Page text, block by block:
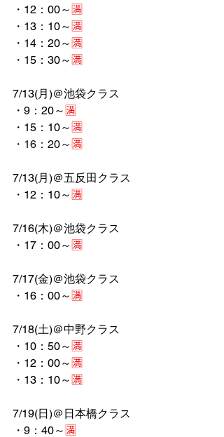
・12：00～ 🈵
・13：10～ 🈵
・14：20～ 🈵
・15：30～ 🈵
7/13(月)＠池袋クラス
・9：20～ 🈵
・15：10～ 🈵
・16：20～ 🈵
7/13(月)＠五反田クラス
・12：10～ 🈵
7/16(木)＠池袋クラス
・17：00～ 🈵
7/17(金)＠池袋クラス
・16：00～ 🈵
7/18(土)＠中野クラス
・10：50～ 🈵
・12：00～ 🈵
・13：10～ 🈵
7/19(日)＠日本橋クラス
・9：40～ 🈵